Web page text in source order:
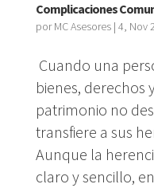
Complicaciones
porMC Asesores| 4, Nov
Cuando una
bienes, derechos
patrimonio no
transfiere a sus
Aunque la
claro y sencillo,